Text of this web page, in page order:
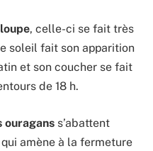
, celle-ci se fait très
soleil fait son apparition
et son coucher se fait
de 18 h.
ouragans s’abattent
amène à la fermeture